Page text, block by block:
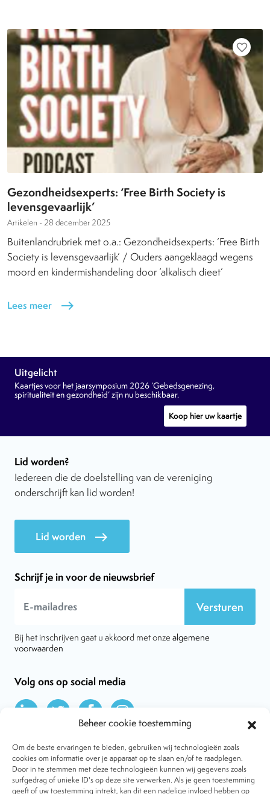
Beheer cookie toestemming
Om de beste ervaringen te bieden, gebruiken wij technologieën zoals
cookies om informatie over je apparaat op te slaan en/of te raadplegen.
Door in te stemmen met deze technologieën kunnen wij gegevens zoals
surfgedrag of unieke ID's op deze site verwerken. Als je geen toestemming
geeft of uw toestemming intrekt, kan dit een nadelige invloed hebben op
favorite_border
Gezondheidsexperts: ‘Free Birth Society is
levensgevaarlijk’
Artikelen - 28 december 2025
Buitenlandrubriek met o.a.: Gezondheidsexperts: ‘Free Birth
Society is levensgevaarlijk’ / Ouders aangeklaagd wegens
moord en kindermishandeling door ‘alkalisch dieet’
Lees meer east
Uitgelicht
Kaartjes voor het jaarsymposium 2026 ‘Gebedsgenezing,
spiritualiteit en gezondheid’ zijn nu beschikbaar.
Koop hier uw kaartje
Lid worden?
Iedereen die de doelstelling van de vereniging
onderschrijft kan lid worden!
Lid worden east
Schrijf je in voor de nieuwsbrief
Versturen
Bij het inschrijven gaat u akkoord met onze algemene
voorwaarden
Volg ons op social media
Over VtdK
Contact